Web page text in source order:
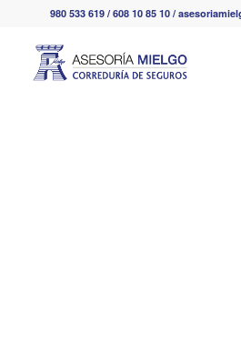
980 533 619 / 608 10 85 10 /